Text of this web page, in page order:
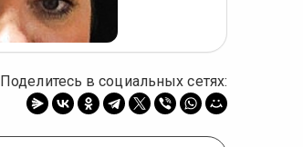
Поделитесь в социальных сетях: